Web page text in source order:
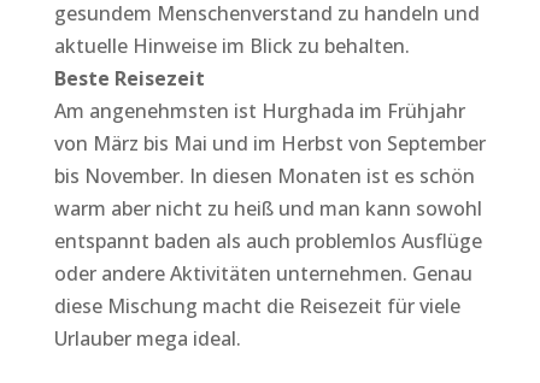
gesundem Menschenverstand zu handeln und
aktuelle Hinweise im Blick zu behalten.
Beste Reisezeit
Am angenehmsten ist Hurghada im Frühjahr
von März bis Mai und im Herbst von September
bis November. In diesen Monaten ist es schön
warm aber nicht zu heiß und man kann sowohl
entspannt baden als auch problemlos Ausflüge
oder andere Aktivitäten unternehmen. Genau
diese Mischung macht die Reisezeit für viele
Urlauber mega ideal.